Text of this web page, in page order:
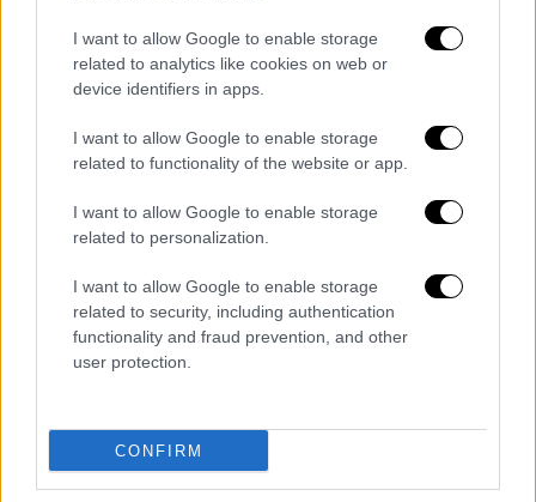
I want to allow Google to enable storage
related to analytics like cookies on web or
device identifiers in apps.
I want to allow Google to enable storage
related to functionality of the website or app.
I want to allow Google to enable storage
related to personalization.
I want to allow Google to enable storage
related to security, including authentication
functionality and fraud prevention, and other
user protection.
CONFIRM
κυρώσεις αλλά και το ότι έπεσαν οι τιμές
της ενέργειας. Πλέον νομίζω ότι ο μέσος
όρος των Ρώσων πολιτών δεν είναι
ευτυχισμένος με αυτήν την κατάσταση.
Μπορεί να συνεχίζει να διακατέχεται από
πατριωτισμό και κατανόηση, όμως, αν
πιεστεί περισσότερο, μπορεί εύκολα αυτά να
απώτερο μέλλον να δημιουργηθούν οι
συνθήκες για αλλαγή εξουσίας στη Ρωσία και
ο Πούτιν να αντιμετωπίσει πρόβλημα
κραυγές μέσα στο Κρεμλίνο ή στο ρωσικό
στρατό και από την άλλη ότι